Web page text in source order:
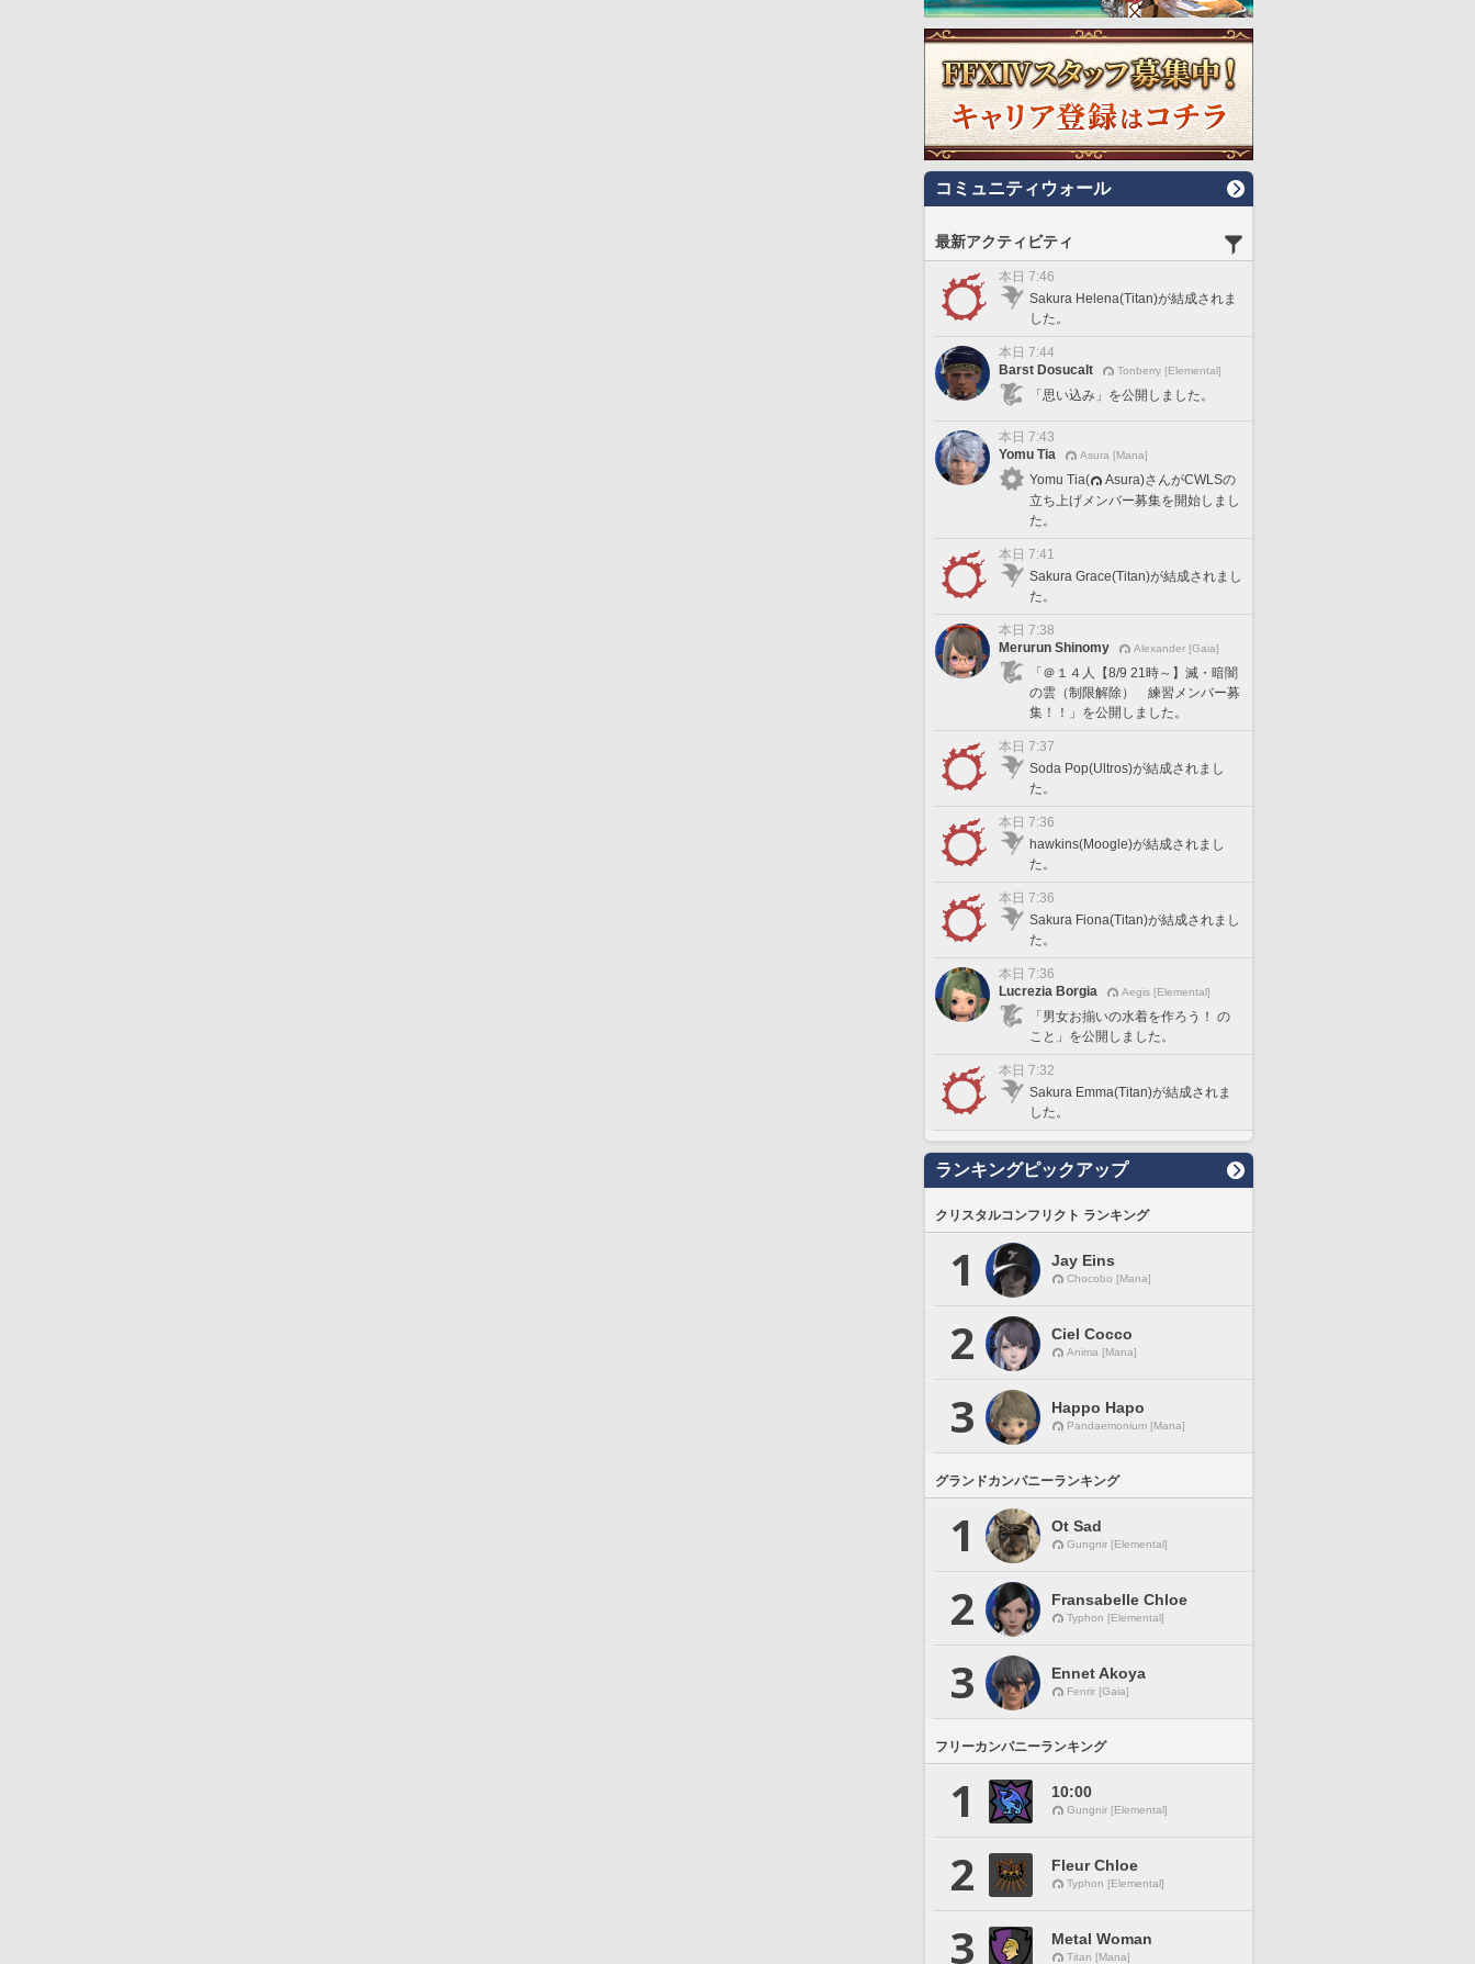
コミュニティウォール
最新アクティビティ
本日 7:46
Sakura Helena(Titan)が結成されま
した。
本日 7:44
Barst Dosucalt
Tonberry [Elemental]
「思い込み」を公開しました。
本日 7:43
Yomu Tia
Asura [Mana]
Yomu Tia(
Asura)さんがCWLSの
立ち上げメンバー募集を開始しまし
た。
本日 7:41
Sakura Grace(Titan)が結成されまし
た。
本日 7:38
Merurun Shinomy
Alexander [Gaia]
「＠１４人【8/9 21時～】滅・暗闇
の雲（制限解除） 練習メンバー募
集！！」を公開しました。
本日 7:37
Soda Pop(Ultros)が結成されまし
た。
本日 7:36
hawkins(Moogle)が結成されまし
た。
本日 7:36
Sakura Fiona(Titan)が結成されまし
た。
本日 7:36
Lucrezia Borgia
Aegis [Elemental]
「男女お揃いの水着を作ろう！ の
こと」を公開しました。
本日 7:32
Sakura Emma(Titan)が結成されま
した。
ランキングピックアップ
クリスタルコンフリクト ランキング
1 Jay Eins
Chocobo [Mana]
2 Ciel Cocco
Anima [Mana]
3 Happo Hapo
Pandaemonium [Mana]
グランドカンパニーランキング
1 Ot Sad
Gungnir [Elemental]
2 Fransabelle Chloe
Typhon [Elemental]
3 Ennet Akoya
Fenrir [Gaia]
フリーカンパニーランキング
1 10:00
Gungnir [Elemental]
2 Fleur Chloe
Typhon [Elemental]
3 Metal Woman
Titan [Mana]